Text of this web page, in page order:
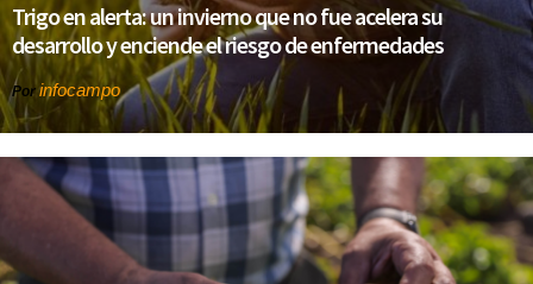
Trigo en alerta: un invierno que no fue acelera su
desarrollo y enciende el riesgo de enfermedades
Por infocampo